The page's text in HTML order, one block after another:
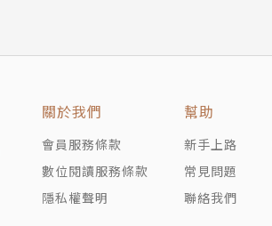
關於我們
會員服務條款
數位閱讀服務條款
隱私權聲明
幫助
新手上路
常見問題
聯絡我們